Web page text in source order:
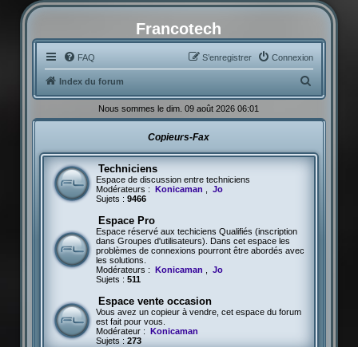
Francotech
FAQ Connexion
S’enregistrer
Index du forum
e
c
e
Nous sommes le dim. 09 août 2026 06:01
Copieurs-Fax
Techniciens
Espace de discussion entre techniciens
Modérateurs :
Konicaman , Jo
Sujets : 9466
Espace Pro
Espace réservé aux techiciens Qualifiés (inscription
dans Groupes d'utilisateurs). Dans cet espace les
problèmes de connexions pourront être abordés avec
les solutions.
Modérateurs :
Konicaman , Jo
Sujets : 511
Espace vente occasion
Vous avez un copieur à vendre, cet espace du forum
est fait pour vous.
Modérateur :
Konicaman
Sujets : 273